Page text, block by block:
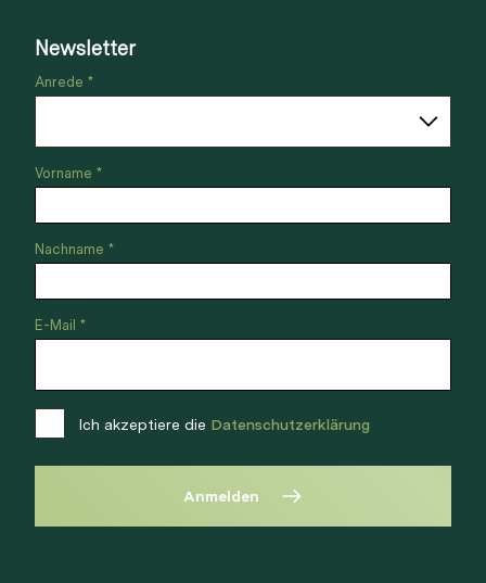
Newsletter
Anrede *
Vorname *
Nachname *
E-Mail *
Ich akzeptiere die Datenschutzerklärung
Anmelden